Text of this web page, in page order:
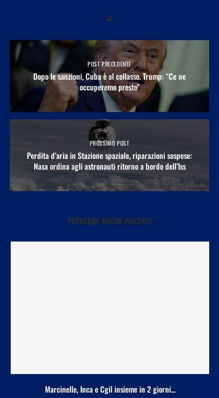
POST PRECEDENTE
Dopo le sanzioni, Cuba è al collasso. Trump: “Ce ne
occuperemo presto”
PROSSIMO POST
Perdita d’aria in Stazione spaziale, riparazioni sospese:
Nasa ordina agli astronauti ritorno a bordo dell’Iss
POTREBBE ANCHE PIACERTI
Marcinelle, Inca e Cgil insieme in 2 giorni...